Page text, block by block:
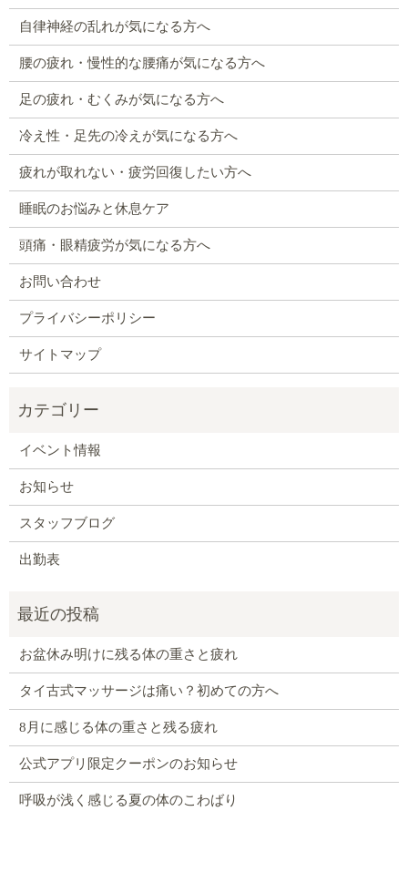
自律神経の乱れが気になる方へ
腰の疲れ・慢性的な腰痛が気になる方へ
足の疲れ・むくみが気になる方へ
冷え性・足先の冷えが気になる方へ
疲れが取れない・疲労回復したい方へ
睡眠のお悩みと休息ケア
頭痛・眼精疲労が気になる方へ
お問い合わせ
プライバシーポリシー
サイトマップ
イベント情報
お知らせ
スタッフブログ
出勤表
お盆休み明けに残る体の重さと疲れ
タイ古式マッサージは痛い？初めての方へ
8月に感じる体の重さと残る疲れ
公式アプリ限定クーポンのお知らせ
呼吸が浅く感じる夏の体のこわばり